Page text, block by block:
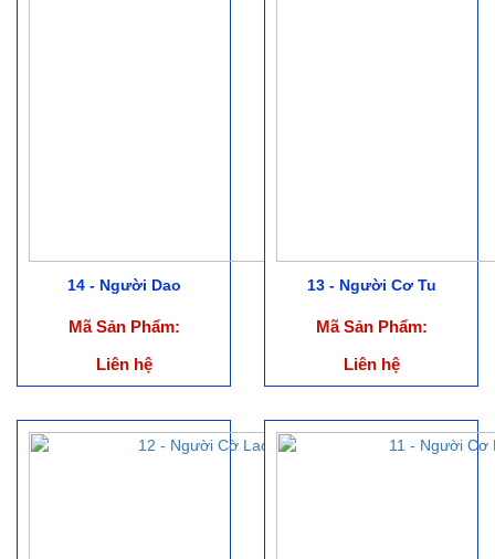
14 - Người Dao
Mã Sản Phẩm:
Liên hệ
13 - Người Cơ Tu
Mã Sản Phẩm:
Liên hệ